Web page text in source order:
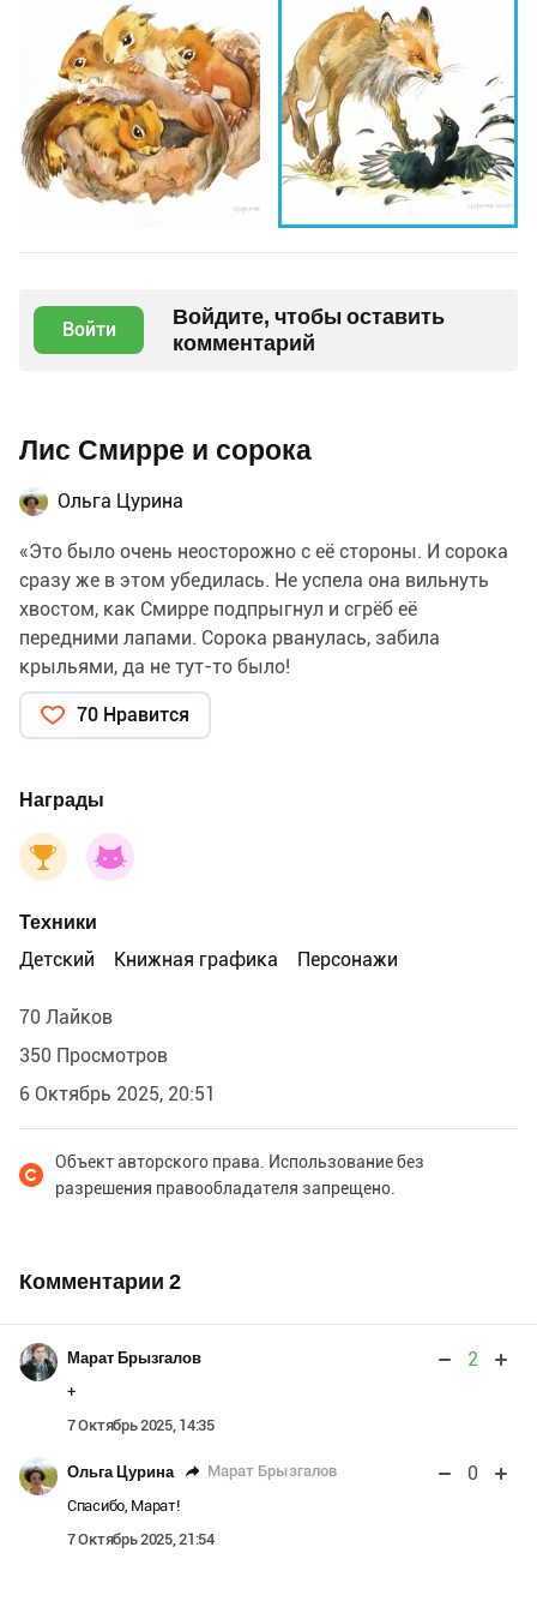
Войти
Войдите, чтобы оставить
комментарий
Лис Смирре и сорока
Ольга Цурина
«Это было очень неосторожно с её стороны. И сорока
сразу же в этом убедилась. Не успела она вильнуть
хвостом, как Смирре подпрыгнул и сгрёб её
передними лапами. Сорока рванулась, забила
крыльями, да не тут-то было!
— Потише, потише, ты оторвёшь мне хвост! — кричала
сорока.
Лагерлёф «Чудесное путешествие Нильса с дикими
гусями», иллюстрация для издательства «Речь», 2025
70 Нравится
Награды
Техники
Детский
Книжная графика Персонажи
70 Лайков
350 Просмотров
6 Октябрь 2025, 20:51
Объект авторского права. Использование без
разрешения правообладателя запрещено.
Комментарии 2
Марат Брызгалов 2
+
7 Октябрь 2025, 14:35
Ольга Цурина Марат Брызгалов 0
Спасибо, Марат!
7 Октябрь 2025, 21:54